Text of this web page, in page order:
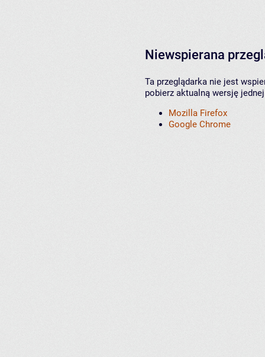
Niewspierana
Ta przeglądarka nie jest
pobierz aktualną wersję
Mozilla Firefox
Google Chrome